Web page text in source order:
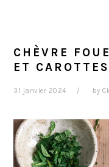
CHÈVRE
ET
31 janvier 2024 by